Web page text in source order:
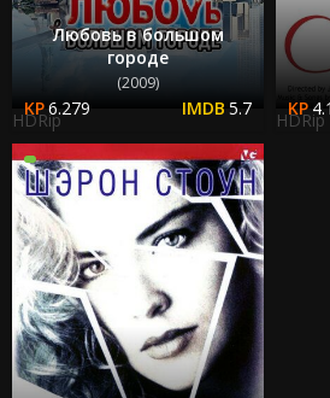
Любовь в большом
городе
(2009)
6.279 5.7
HDRip HDRip